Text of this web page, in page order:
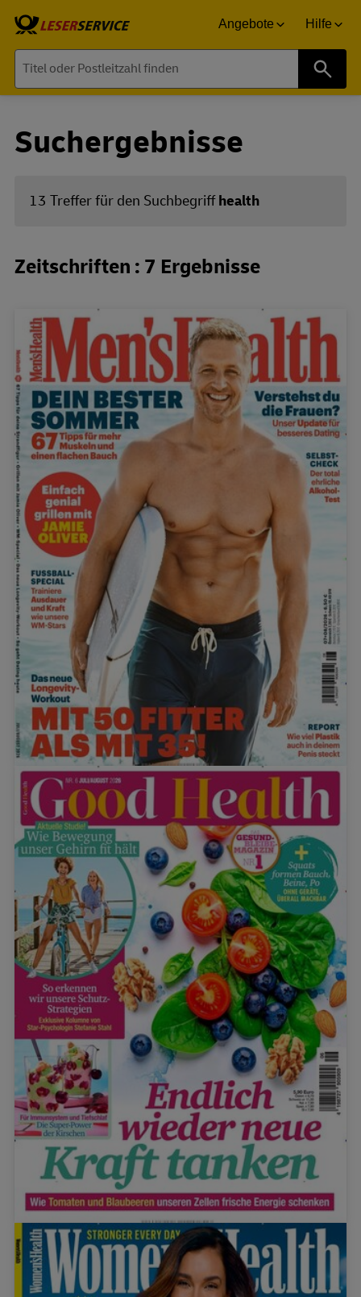
Angebote Hilfe
Suchergebnisse
13 Treffer für den Suchbegriffhealth
Zeitschriften : 7 Ergebnisse